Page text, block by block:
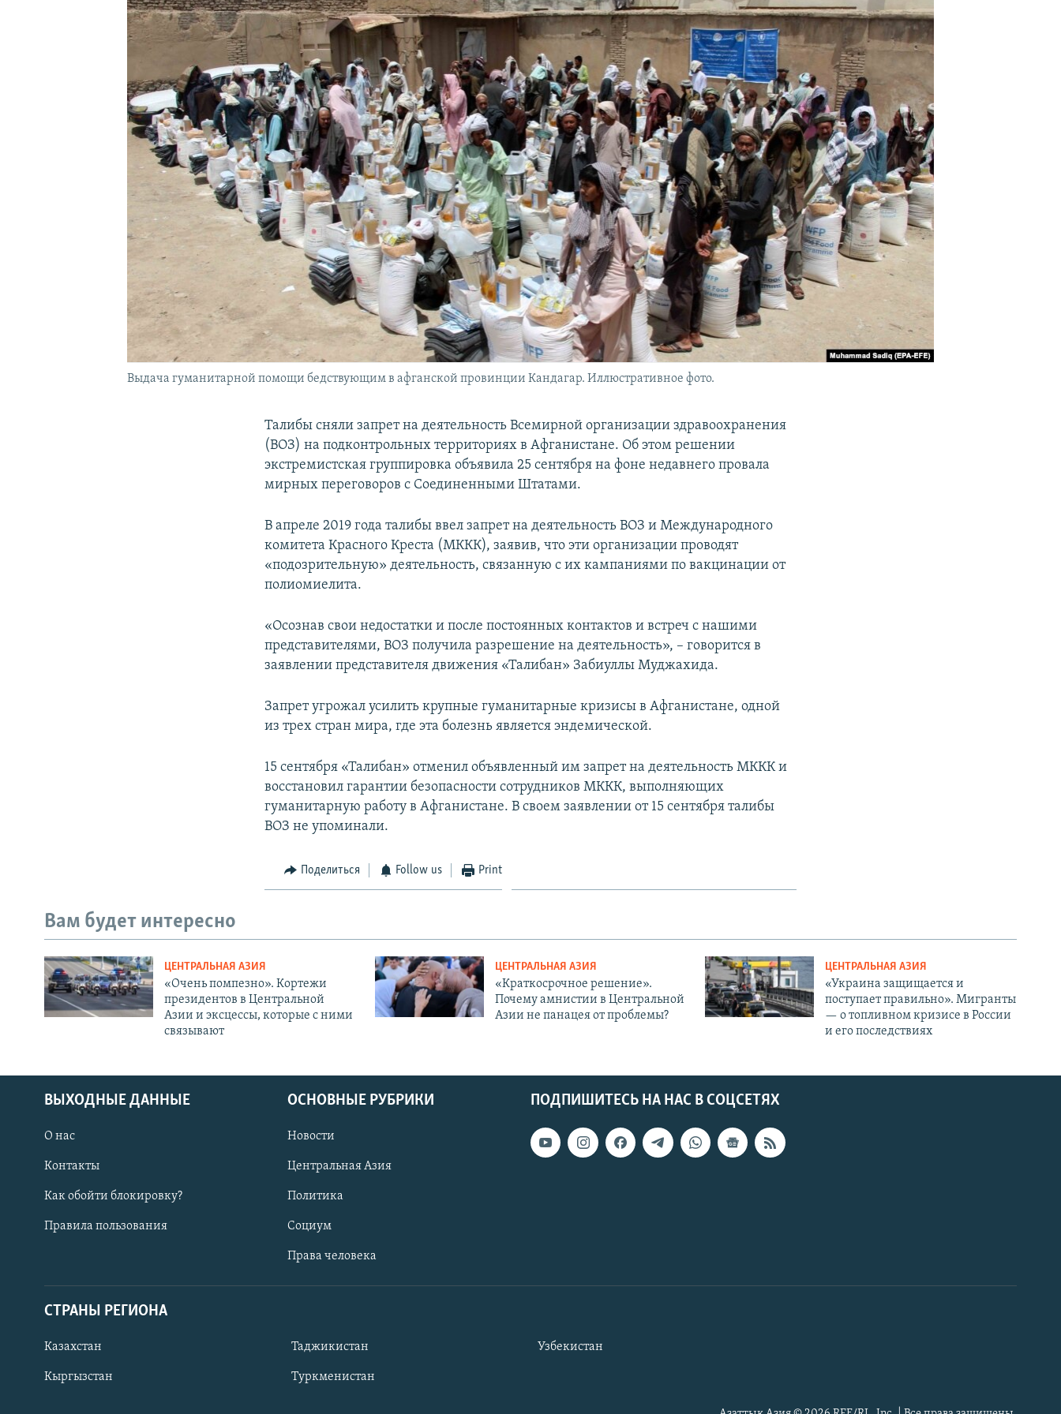
Выдача гуманитарной помощи бедствующим в афганской провинции Кандагар. Иллюстративное фото.
Талибы сняли запрет на деятельность Всемирной организации здравоохранения
(ВОЗ) на подконтрольных территориях в Афганистане. Об этом решении
экстремистская группировка объявила 25 сентября на фоне недавнего провала
мирных переговоров с Соединенными Штатами.
В апреле 2019 года талибы ввел запрет на деятельность ВОЗ и Международного
комитета Красного Креста (МККК), заявив, что эти организации проводят
«подозрительную» деятельность, связанную с их кампаниями по вакцинации от
полиомиелита.
«Осознав свои недостатки и после постоянных контактов и встреч с нашими
представителями, ВОЗ получила разрешение на деятельность», – говорится в
заявлении представителя движения «Талибан» Забиуллы Муджахида.
Запрет угрожал усилить крупные гуманитарные кризисы в Афганистане, одной
из трех стран мира, где эта болезнь является эндемической.
15 сентября «Талибан» отменил объявленный им запрет на деятельность МККК и
восстановил гарантии безопасности сотрудников МККК, выполняющих
гуманитарную работу в Афганистане. В своем заявлении от 15 сентября талибы
ВОЗ не упоминали.
Поделиться Follow us Print
Вам будет интересно
ЦЕНТРАЛЬНАЯ АЗИЯ
«Очень помпезно». Кортежи
президентов в Центральной
Азии и эксцессы, которые с ними
связывают
ЦЕНТРАЛЬНАЯ АЗИЯ
«Краткосрочное решение».
Почему амнистии в Центральной
Азии не панацея от проблемы?
ЦЕНТРАЛЬНАЯ АЗИЯ
«Украина защищается и
поступает правильно». Мигранты
— о топливном кризисе в России
и его последствиях
ПОДПИШИТЕСЬ НА НАС В СОЦСЕТЯХ
ВЫХОДНЫЕ ДАННЫЕ
О нас
Контакты
Как обойти блокировку?
Правила пользования
ОСНОВНЫЕ РУБРИКИ
Новости
Центральная Азия
Политика
Социум
Права человека
СТРАНЫ РЕГИОНА
Казахстан
Кыргызстан
Таджикистан
Туркменистан
Узбекистан